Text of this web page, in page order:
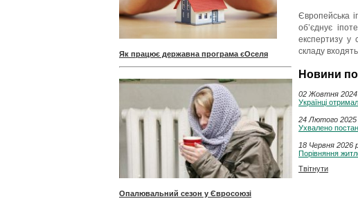
Як працює державна програма єОселя
Опалювальний сезон у Євросоюзі
Європейська
об’єднує
експертизу у
складу
Новини по
02 Жовтня 2024
Українці
24 Лютого 2025
Ухвалено
18 Червня 2026
Порівняння
Твітнути